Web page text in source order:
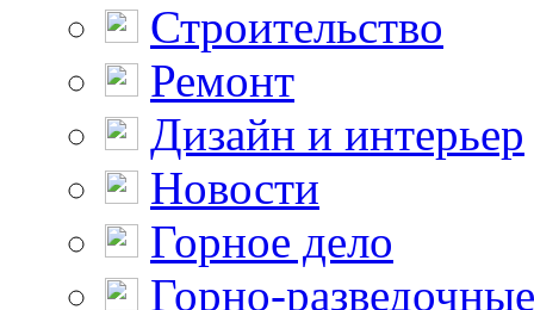
Строительство
Ремонт
Дизайн и интерьер
Новости
Горное дело
Горно-